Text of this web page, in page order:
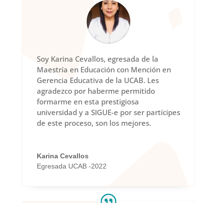
Soy Karina Cevallos, egresada de la
Maestría en Educación con Mención en
Gerencia Educativa de la UCAB. Les
agradezco por haberme permitido
formarme en esta prestigiosa
universidad y a SIGUE-e por ser partícipes
de este proceso, son los mejores.
Karina Cevallos
Egresada UCAB -2022